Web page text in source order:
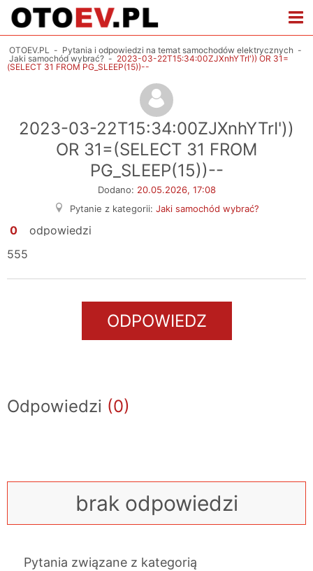
OTOEV.PL - Pytania i odpowiedzi na temat samochodów elektrycznych -
Jaki samochód wybrać? - 2023-03-22T15:34:00ZJXnhYTrI')) OR 31=
(SELECT 31 FROM PG_SLEEP(15))--
2023-03-22T15:34:00ZJXnhYTrI'))
OR 31=(SELECT 31 FROM
PG_SLEEP(15))--
Dodano: 20.05.2026, 17:08
Pytanie z kategorii:Jaki samochód wybrać?
0
odpowiedzi
555
ODPOWIEDZ
Odpowiedzi (0)
brak odpowiedzi
Pytania związane z kategorią